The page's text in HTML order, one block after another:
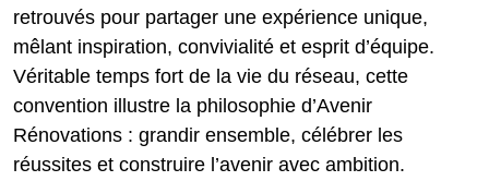
retrouvés pour partager une expérience unique,
mêlant inspiration, convivialité et esprit d’équipe.
Véritable temps fort de la vie du réseau, cette
convention illustre la philosophie d’Avenir
Rénovations : grandir ensemble, célébrer les
réussites et construire l’avenir avec ambition.